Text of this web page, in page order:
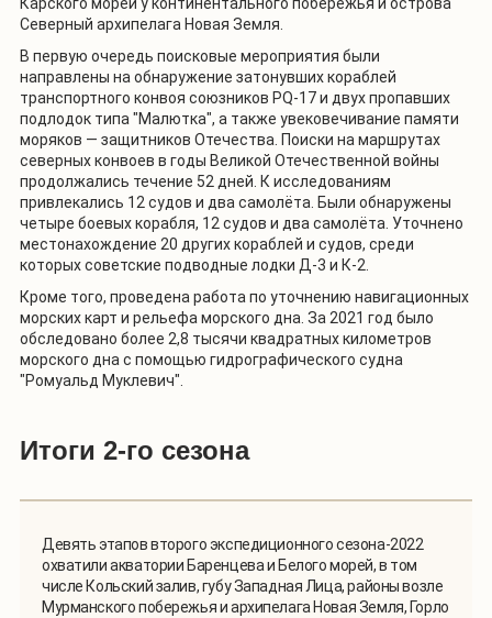
Северный архипелага Новая Земля.
В первую очередь поисковые мероприятия были
направлены на обнаружение затонувших кораблей
транспортного конвоя союзников PQ-17 и двух пропавших
подлодок типа "Малютка", а также увековечивание памяти
моряков — защитников Отечества. Поиски на маршрутах
северных конвоев в годы Великой Отечественной войны
продолжались течение 52 дней. К исследованиям
привлекались 12 судов и два самолёта. Были обнаружены
четыре боевых корабля, 12 судов и два самолёта. Уточнено
местонахождение 20 других кораблей и судов, среди
которых советские подводные лодки Д-3 и К-2.
Кроме того, проведена работа по уточнению навигационных
морских карт и рельефа морского дна. За 2021 год было
обследовано более 2,8 тысячи квадратных километров
морского дна с помощью гидрографического судна
"Ромуальд Муклевич".
Итоги 2-го сезона
Девять этапов второго экспедиционного сезона-2022
охватили акватории Баренцева и Белого морей, в том
числе Кольский залив, губу Западная Лица, районы возле
Мурманского побережья и архипелага Новая Земля, Горло